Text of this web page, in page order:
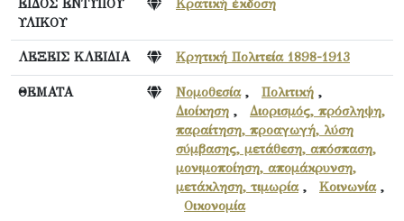
ΕΙΔΟΣ ΕΝΤΥΠΟΥ
ΥΛΙΚΟΥ
Κρατική έκδοση
ΛΕΞΕΙΣ ΚΛΕΙΔΙΑ Κρητική Πολιτεία 1898-1913
ΘΕΜΑΤΑ Νομοθεσία, Πολιτική ,
Διοίκηση , Διορισμός, πρόσληψη,
παραίτηση, προαγωγή, λύση
σύμβασης, μετάθεση, απόσπαση,
μονιμοποίηση, απομάκρυνση,
μετάκληση, τιμωρία, Κοινωνία,
Οικονομία